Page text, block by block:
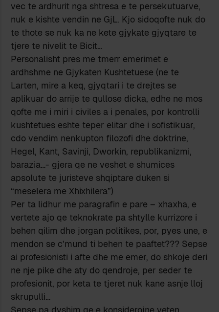
vec te ardhurit nga shtresa e te persekutuarve,
nuk e kishte vendin ne GjL. Kjo sidoqofte nuk do
te thote se nuk ka ne kete gjykate gjyqtare te
tjere te nivelit te Bicit…
Personalisht pres me tmerr emerimet e
ardhshme ne Gjykaten Kushtetuese (ne te
Larten, mire a keq, gjyqtari i te drejtes se
aplikuar do arrije te qullose dicka, edhe ne mos
qofte me i miri i civiles a i penales, por kontrolli
kushtetues eshte teper elitar dhe i sofistikuar,
cdo vendim nenkupton filozofi dhe doktrine,
Hegel, Kant, Savinji, Dworkin, republikanizmi,
barazia…- gjera qe ne veshet e shumices
apsolute te juristeve shqiptare duken si
“meselera me Xhixhilera”)
Per ta lidhur me paragrafin e pare – xhaxha, e
vertete ajo qe teknokrate pa shtylle kurrizore i
behen qilim dhe jorgan politikes, por, pyes une, e
mendon se c’mund ti behen te paaftet??? Sepse
ai profesionisti i afte dhe me emer, do shkoje deri
ne nje pike dhe aty do qendroje, per seder te
profesionit, por keta te tjeret nuk kane asnje lloj
skrupulli…